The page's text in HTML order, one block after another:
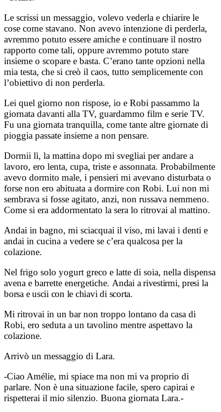
Le scrissi un messaggio, volevo vederla e chiarire le
cose come stavano. Non avevo intenzione di perderla,
avremmo potuto essere amiche e continuare il nostro
rapporto come tali, oppure avremmo potuto stare
insieme o scopare e basta. C’erano tante opzioni nella
mia testa, che si creò il caos, tutto semplicemente con
l’obiettivo di non perderla.
Lei quel giorno non rispose, io e Robi passammo la
giornata davanti alla TV, guardammo film e serie TV.
Fu una giornata tranquilla, come tante altre giornate di
pioggia passate insieme a non pensare.
Dormii lì, la mattina dopo mi svegliai per andare a
lavoro, ero lenta, cupa, triste e assonnata. Probabilmente
avevo dormito male, i pensieri mi avevano disturbata o
forse non ero abituata a dormire con Robi. Lui non mi
sembrava si fosse agitato, anzi, non russava nemmeno.
Come si era addormentato la sera lo ritrovai al mattino.
Andai in bagno, mi sciacquai il viso, mi lavai i denti e
andai in cucina a vedere se c’era qualcosa per la
colazione.
Nel frigo solo yogurt greco e latte di soia, nella dispensa
avena e barrette energetiche. Andai a rivestirmi, presi la
borsa e uscii con le chiavi di scorta.
Mi ritrovai in un bar non troppo lontano da casa di
Robi, ero seduta a un tavolino mentre aspettavo la
colazione.
Arrivò un messaggio di Lara.
-Ciao Amélie, mi spiace ma non mi va proprio di
parlare. Non è una situazione facile, spero capirai e
rispetterai il mio silenzio. Buona giornata Lara.-